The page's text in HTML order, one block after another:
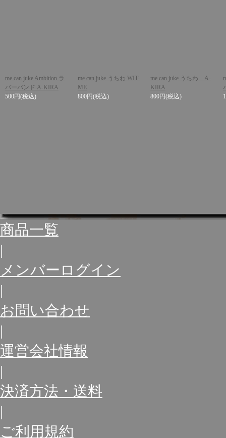
me can juke Ambition ラ
バーバンド A-KIRA
500円(税込)
me can juke うちわ WIT-
ME
800円(税込)
me can juke うちわ A-
KIRA
800円(税込)
商品一覧
|
メンバーログイン
|
お問い合わせ
|
運営会社情報
|
決済方法・送料
|
ご利用規約